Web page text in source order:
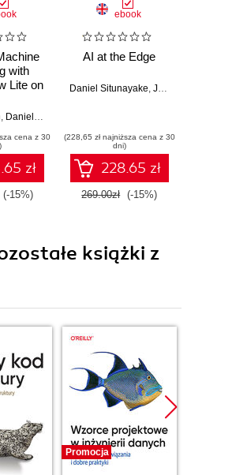
with
Lite on
Daniel Situnayake
cena z 30
zł
(-15%)
ebook
AI at the Edge
Daniel Situnayake Jenny Plunkett
(228,65 zł najniższa cena z 30
dni)
228.65 zł
269.00zł (-15%)
książki z
Promocja